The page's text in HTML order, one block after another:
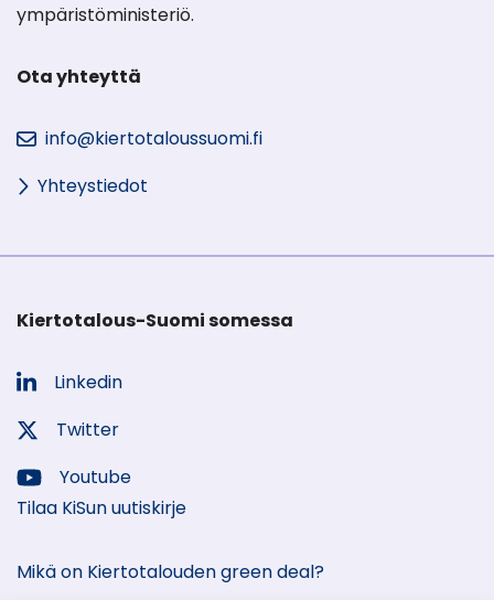
ympäristöministeriö.
Ota yhteyttä
info@kiertotaloussuomi.fi
Yhteystiedot
Kiertotalous-Suomi somessa
Sosiaalinen
media:
Linkedin
Sosiaalinen
media:
Twitter
Sosiaalinen
media:
Youtube
Tilaa KiSun uutiskirje
Mikä on Kiertotalouden green deal?